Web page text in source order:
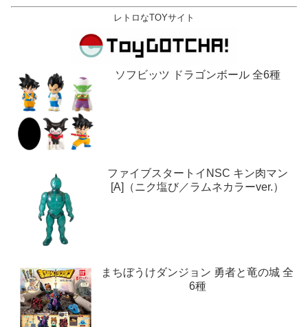
レトロなTOYサイト
ソフビッツ ドラゴンボール 全6種
ファイブスタートイNSC キン肉マン
[A]（ニク塩び／ラムネカラーver.）
まちぼうけダンジョン 勇者と竜の城 全
6種